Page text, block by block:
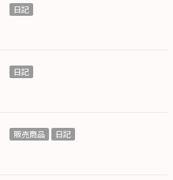
日記
日記
販売商品 日記